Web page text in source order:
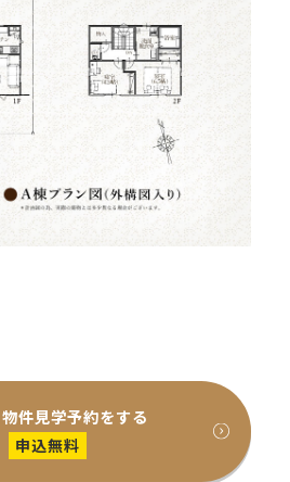
物件見学予約をする
申込無料